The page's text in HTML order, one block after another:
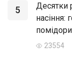
5
Десятки
насіння:
помідори
23554